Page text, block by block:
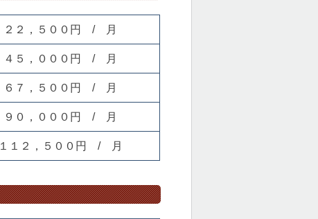
２２，５００円 / 月
４５，０００円 / 月
６７，５００円 / 月
９０，０００円 / 月
１１２，５００円 / 月